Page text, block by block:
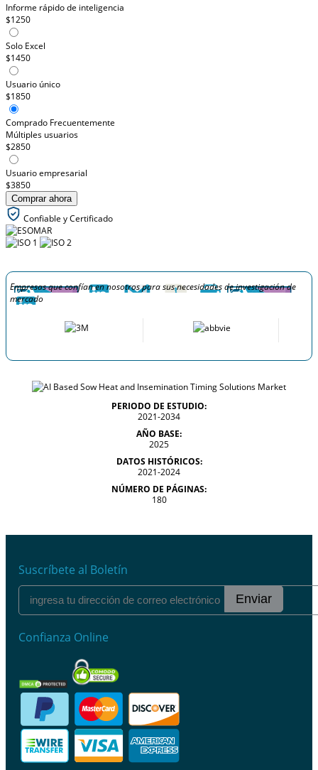
Informe rápido de inteligencia
$1250
Solo Excel
$1450
Usuario único
$1850
Comprado Frecuentemente
Múltiples usuarios
$2850
Usuario empresarial
$3850
Comprar ahora
Confiable y Certificado
Empresas que confían en nosotros para sus necesidades de investigación de
mercado
PERIODO DE ESTUDIO:
2021-2034
AÑO BASE:
2025
DATOS HISTÓRICOS:
2021-2024
NÚMERO DE PÁGINAS:
180
Suscríbete al Boletín
Enviar
Confianza Online